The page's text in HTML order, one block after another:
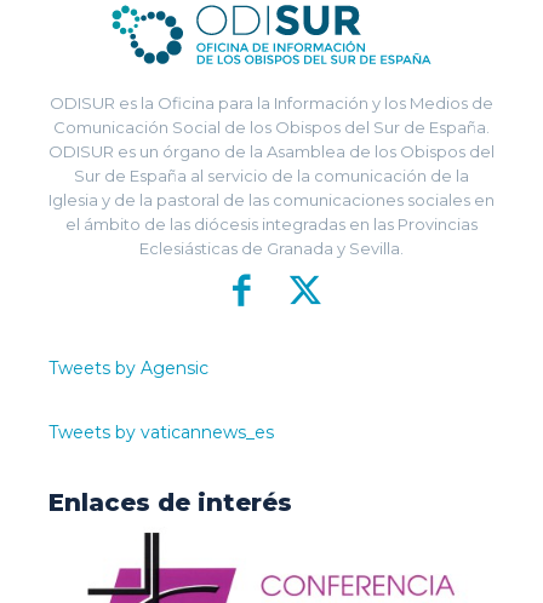
ODISUR es la Oficina para la Información y los Medios de
Comunicación Social de los Obispos del Sur de España.
ODISUR es un órgano de la Asamblea de los Obispos del
Sur de España al servicio de la comunicación de la
Iglesia y de la pastoral de las comunicaciones sociales en
el ámbito de las diócesis integradas en las Provincias
Eclesiásticas de Granada y Sevilla.
Tweets by Agensic
Tweets by vaticannews_es
Enlaces de interés